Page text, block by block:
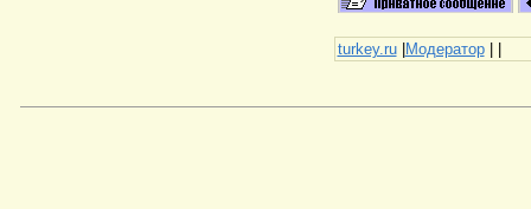
turkey.ru|Модератор| |